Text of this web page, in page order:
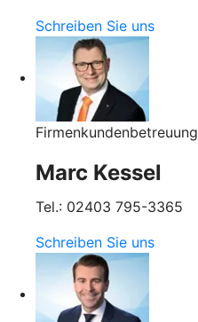
Schreiben Sie uns
Firmenkundenbetreuung
Marc Kessel
Tel.: 02403 795-3365
Schreiben Sie uns